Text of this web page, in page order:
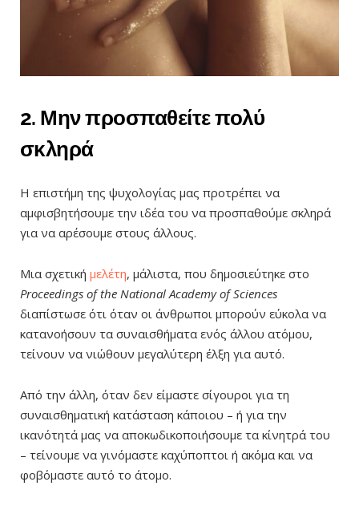
2. Μην προσπαθείτε πολύ
σκληρά
Η επιστήμη της ψυχολογίας μας προτρέπει να
αμφισβητήσουμε την ιδέα του να προσπαθούμε σκληρά
για να αρέσουμε στους άλλους.
Μια σχετική μελέτη, μάλιστα, που δημοσιεύτηκε στο
Proceedings of the National Academy of Sciences
διαπίστωσε ότι όταν οι άνθρωποι μπορούν εύκολα να
κατανοήσουν τα συναισθήματα ενός άλλου ατόμου,
τείνουν να νιώθουν μεγαλύτερη έλξη για αυτό.
Από την άλλη, όταν δεν είμαστε σίγουροι για τη
συναισθηματική κατάσταση κάποιου – ή για την
ικανότητά μας να αποκωδικοποιήσουμε τα κίνητρά του
– τείνουμε να γινόμαστε καχύποπτοι ή ακόμα και να
φοβόμαστε αυτό το άτομο.